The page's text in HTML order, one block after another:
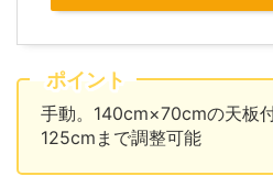
ポイント
手動。140cm×70cmの天板
125cmまで調整可能